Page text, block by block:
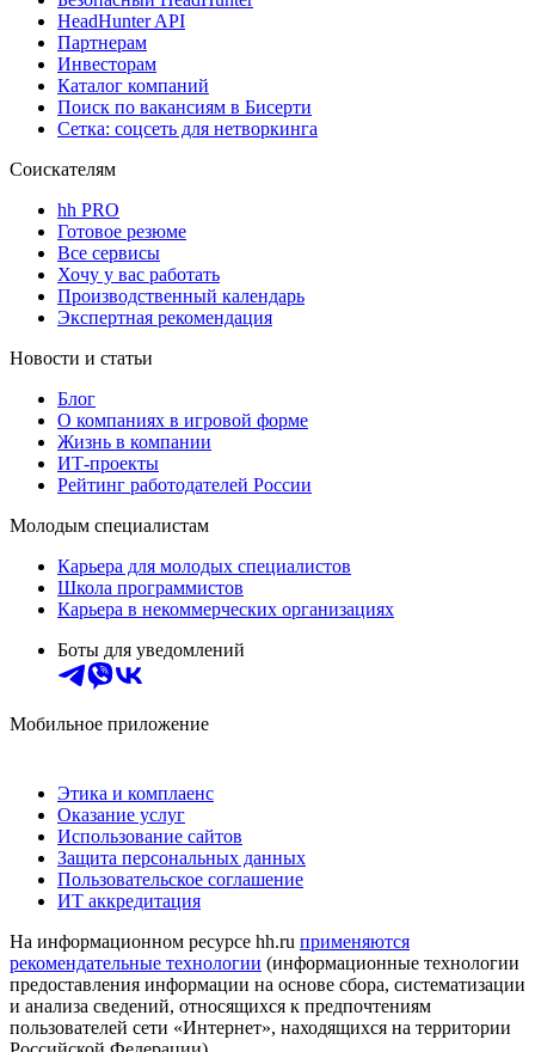
HeadHunter API
Партнерам
Инвесторам
Каталог компаний
Поиск по вакансиям в Бисерти
Сетка: соцсеть для нетворкинга
Соискателям
hh PRO
Готовое резюме
Все сервисы
Хочу у вас работать
Производственный календарь
Экспертная рекомендация
Новости и статьи
Блог
О компаниях в игровой форме
Жизнь в компании
ИТ-проекты
Рейтинг работодателей России
Молодым специалистам
Карьера для молодых специалистов
Школа программистов
Карьера в некоммерческих организациях
Боты для уведомлений
Мобильное приложение
Этика и комплаенс
Оказание услуг
Использование сайтов
Защита персональных данных
Пользовательское соглашение
ИТ аккредитация
На информационном ресурсе hh.ru применяются
рекомендательные технологии (информационные технологии
предоставления информации на основе сбора, систематизации
и анализа сведений, относящихся к предпочтениям
пользователей сети «Интернет», находящихся на территории